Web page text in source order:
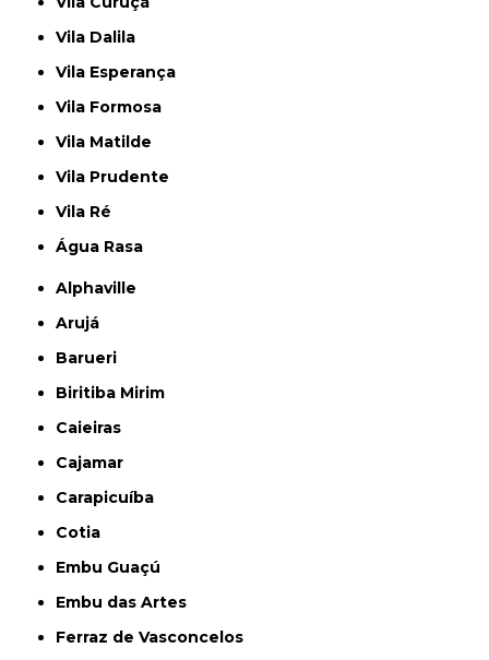
Vila Dalila
Vila Esperança
Vila Formosa
Vila Matilde
Vila Prudente
Vila Ré
Água Rasa
Alphaville
Arujá
Barueri
Biritiba Mirim
Caieiras
Cajamar
Carapicuíba
Cotia
Embu Guaçú
Embu das Artes
Ferraz de Vasconcelos